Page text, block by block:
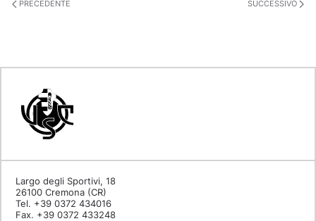
PRECEDENTE SUCCESSIVO
Largo degli Sportivi, 18
26100 Cremona (CR)
Tel. +39 0372 434016
Fax. +39 0372 433248